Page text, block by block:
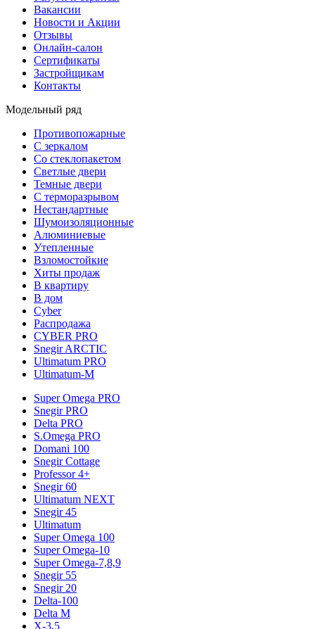
Вакансии
Новости и Акции
Отзывы
Онлайн-салон
Сертификаты
Застройщикам
Контакты
Модельный ряд
Противопожарные
С зеркалом
Со стеклопакетом
Светлые двери
Темные двери
С терморазрывом
Нестандартные
Шумоизоляционные
Алюминиевые
Утепленные
Взломостойкие
Хиты продаж
В квартиру
В дом
Cyber
Распродажа
CYBER PRO
Snegir ARCTIC
Ultimatum PRO
Ultimatum-M
Super Omega PRO
Snegir PRO
Delta PRO
S.Omega PRO
Domani 100
Snegir Cottage
Professor 4+
Snegir 60
Ultimatum NEXT
Snegir 45
Ultimatum
Super Omega 100
Super Omega-10
Super Omega-7,8,9
Snegir 55
Snegir 20
Delta-100
Delta M
X-3,5